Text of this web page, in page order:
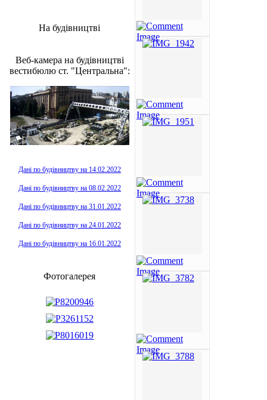
На будівництві
Веб-камера на будівництві
вестибюлю ст. "Центральна":
Дані по будівництву на 14.02.2022
Дані по будівництву на 08.02.2022
Дані по будівництву на 31.01.2022
Дані по будівництву на 24.01.2022
Дані по будівництву на 16.01.2022
Фотогалерея